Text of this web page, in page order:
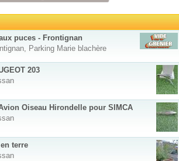
puces - Frontignan
Parking Marie blachère
203
Oiseau Hirondelle pour SIMCA
terre